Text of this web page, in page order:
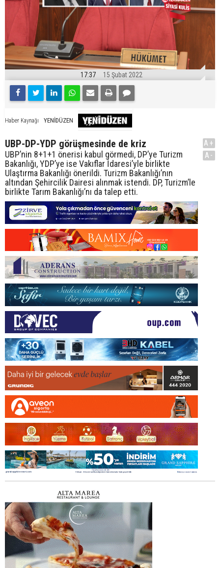
17:37 15 Şubat 2022
Haber Kaynağı YENİDÜZEN
UBP-DP-YDP görüşmesinde de kriz
UBP’nin 8+1+1 önerisi kabul görmedi, DP’ye Turizm
Bakanlığı, YDP’ye ise Vakıflar İdaresi’yle birlikte
Ulaştırma Bakanlığı önerildi. Turizm Bakanlığı’nın
altından Şehircilik Dairesi alınmak istendi. DP, Turizm’le
birlikte Tarım Bakanlığı’nı da talep etti.
A+
A-